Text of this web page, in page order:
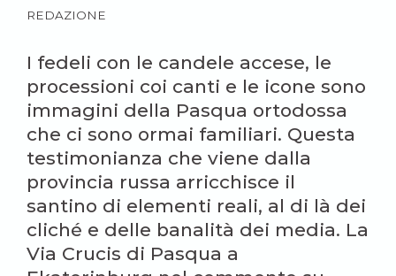
REDAZIONE
I fedeli con le candele accese, le
processioni coi canti e le icone sono
immagini della Pasqua ortodossa
che ci sono ormai familiari. Questa
testimonianza che viene dalla
provincia russa arricchisce il
santino di elementi reali, al di là dei
cliché e delle banalità dei media. La
Via Crucis di Pasqua a